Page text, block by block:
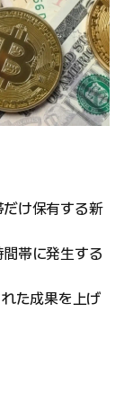
け保有する新
帯に発生する
た成果を上げ